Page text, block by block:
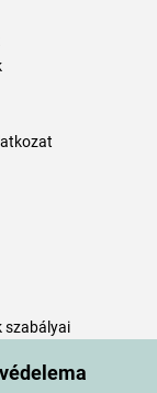
szabályai